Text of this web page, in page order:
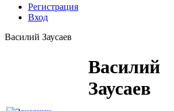
Регистрация
Вход
Василий Заусаев
Василий
Заусаев